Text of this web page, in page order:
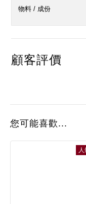
物料 / 成份
顧客評價
您可能喜歡...